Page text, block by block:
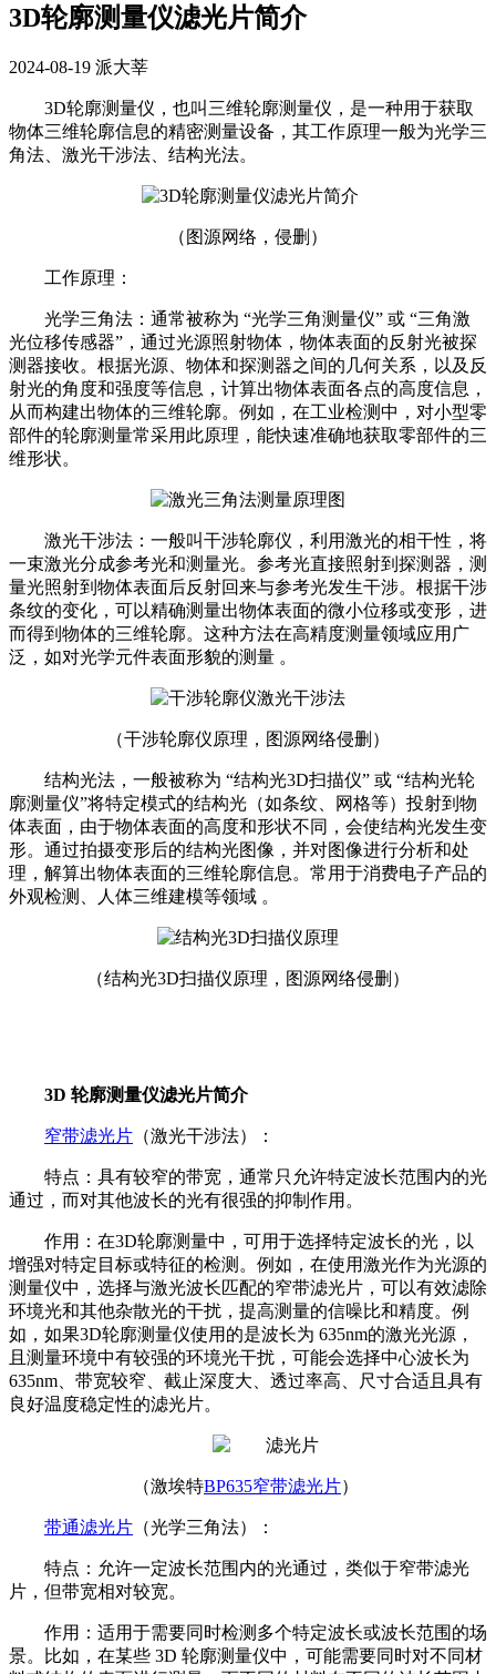
3D轮廓测量仪滤光片简介
2024-08-19 派大莘
3D轮廓测量仪，也叫三维轮廓测量仪，是一种用于获取
物体三维轮廓信息的精密测量设备，其工作原理一般为光学三
角法、激光干涉法、结构光法。
（图源网络，侵删）
工作原理：
光学三角法：通常被称为 “光学三角测量仪” 或 “三角激
光位移传感器”，通过光源照射物体，物体表面的反射光被探
测器接收。根据光源、物体和探测器之间的几何关系，以及反
射光的角度和强度等信息，计算出物体表面各点的高度信息，
从而构建出物体的三维轮廓。例如，在工业检测中，对小型零
部件的轮廓测量常采用此原理，能快速准确地获取零部件的三
维形状。
激光干涉法：一般叫干涉轮廓仪，利用激光的相干性，将
一束激光分成参考光和测量光。参考光直接照射到探测器，测
量光照射到物体表面后反射回来与参考光发生干涉。根据干涉
条纹的变化，可以精确测量出物体表面的微小位移或变形，进
而得到物体的三维轮廓。这种方法在高精度测量领域应用广
泛，如对光学元件表面形貌的测量 。
（干涉轮廓仪原理， 图源网络侵删 ）
结构光法，一般被称为 “结构光3D扫描仪” 或 “结构光轮
廓测量仪”将特定模式的结构光（如条纹、网格等）投射到物
体表面，由于物体表面的高度和形状不同，会使结构光发生变
形。通过拍摄变形后的结构光图像，并对图像进行分析和处
理，解算出物体表面的三维轮廓信息。常用于消费电子产品的
外观检测、人体三维建模等领域 。
（结构光3D扫描仪原理，图源网络侵删 ）
3D 轮廓测量仪滤光片简介
窄带滤光片 （激光干涉法）：
特点：具有较窄的带宽，通常只允许特定波长范围内的光
通过，而对其他波长的光有很强的抑制作用。
作用：在3D轮廓测量中，可用于选择特定波长的光，以
增强对特定目标或特征的检测。例如，在使用激光作为光源的
测量仪中，选择与激光波长匹配的窄带滤光片，可以有效滤除
环境光和其他杂散光的干扰，提高测量的信噪比和精度。例
如，如果3D轮廓测量仪使用的是波长为 635nm的激光光源，
且测量环境中有较强的环境光干扰，可能会选择中心波长为
635nm、带宽较窄、截止深度大、透过率高、尺寸合适且具有
良好温度稳定性的滤光片。
（激埃特BP635窄带滤光片）
带通滤光片 （光学三角法）：
特点：允许一定波长范围内的光通过，类似于窄带滤光
片，但带宽相对较宽。
作用：适用于需要同时检测多个特定波长或波长范围的场
景。比如，在某些 3D 轮廓测量仪中，可能需要同时对不同材